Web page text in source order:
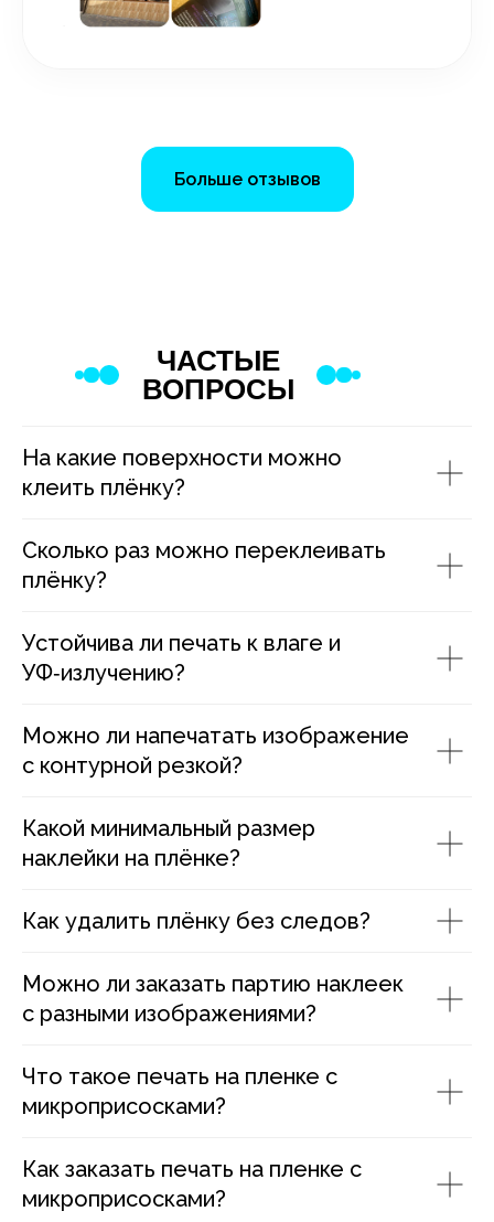
Больше отзывов
ЧАСТЫЕ
ВОПРОСЫ
На какие поверхности можно
клеить плёнку?
Сколько раз можно переклеивать
плёнку?
Устойчива ли печать к влаге и
УФ‑излучению?
Можно ли напечатать изображение
с контурной резкой?
Какой минимальный размер
наклейки на плёнке?
Как удалить плёнку без следов?
Можно ли заказать партию наклеек
с разными изображениями?
Что такое печать на пленке с
микроприсосками?
Как заказать печать на пленке с
микроприсосками?